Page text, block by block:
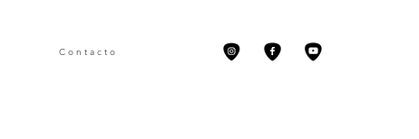
C o n t a c t o